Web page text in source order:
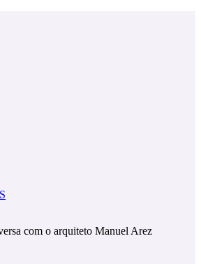
com o arquiteto Manuel Arez